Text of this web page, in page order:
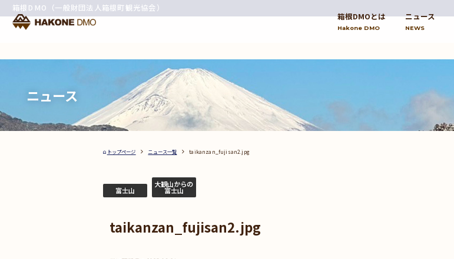
箱根DMO（一般財団法人箱根町観光協会）
箱根DMOとは
Hakone DMO
ニュース
NEWS
ニュース
トップページ ニュース一覧 taikanzan_fujisan2.jpg
富士山
大観山からの
富士山
taikanzan_fujisan2.jpg